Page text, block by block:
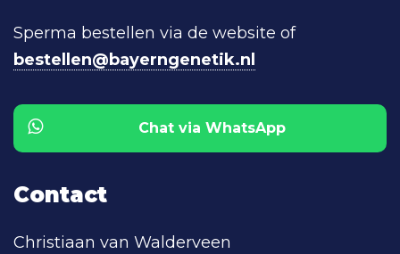
Sperma bestellen via de website of
bestellen@bayerngenetik.nl
Chat via WhatsApp
Contact
Christiaan van Walderveen